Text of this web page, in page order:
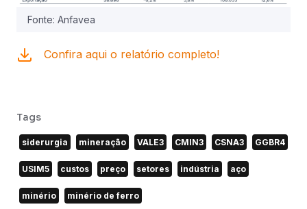
Fonte: Anfavea
Confira aqui o relatório completo!
Tags
siderurgia mineração VALE3 CMIN3 CSNA3 GGBR4
USIM5 custos preço setores indústria aço
minério minério de ferro